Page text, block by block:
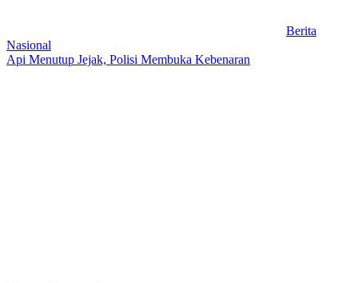
Berita
Nasional
Api Menutup Jejak, Polisi Membuka Kebenaran